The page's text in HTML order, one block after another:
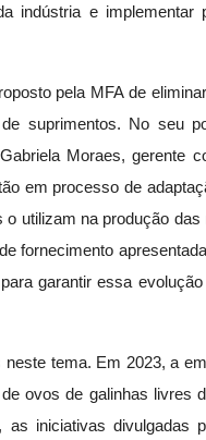
indústria e implementar
pela MFA de
suprimentos. No seu
Moraes, gerente
em processo de
utilizam na produção
fornecimento
garantir essa evolução
tema. Em 2023, a
ovos de galinhas livres
as iniciativas divulgadas